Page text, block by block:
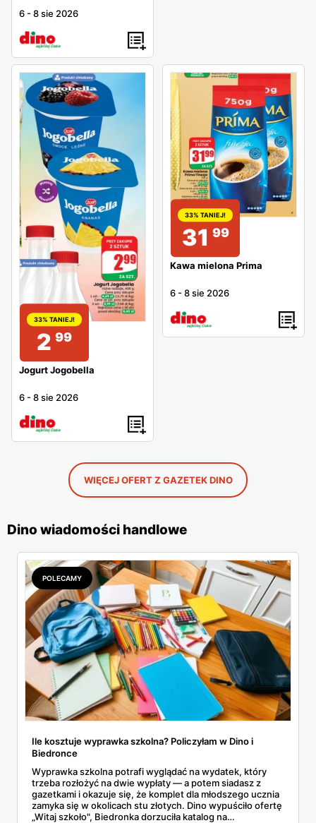
6 -8 sie 2026
33% TANIEJ!
2 99
Jogurt Jogobella
6 -8 sie 2026
33% TANIEJ!
31 99
Kawa mielona Prima
6 -8 sie 2026
WIĘCEJ OFERT Z GAZETEK DINO
Dino wiadomości handlowe
POLECAMY
Ile kosztuje wyprawka szkolna? Policzyłam w Dino i
Biedronce
Wyprawka szkolna potrafi wyglądać na wydatek, który
trzeba rozłożyć na dwie wypłaty — a potem siadasz z
gazetkami i okazuje się, że komplet dla młodszego ucznia
zamyka się w okolicach stu złotych. Dino wypuściło ofertę
„Witaj szkoło", Biedronka dorzuciła katalog na